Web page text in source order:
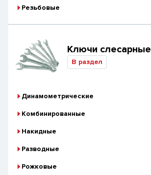
Резьбовые
Ключи слесарные
В раздел
Динамометрические
Комбинированные
Накидные
Разводные
Рожковые